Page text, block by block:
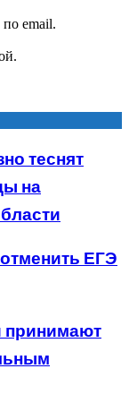
email.
теснят
на
ЕГЭ
принимают